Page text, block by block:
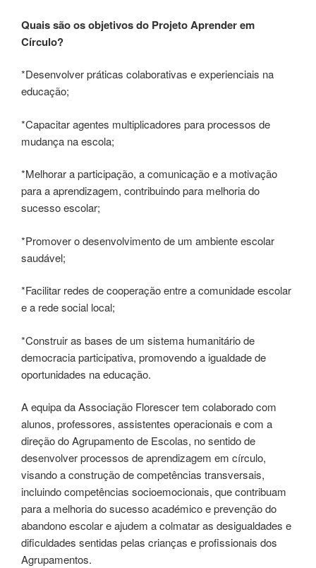
Quais são os objetivos do Projeto Aprender em
Círculo?
*Desenvolver práticas colaborativas e experienciais na
educação;
*Capacitar agentes multiplicadores para processos de
mudança na escola;
*Melhorar a participação, a comunicação e a motivação
para a aprendizagem, contribuindo para melhoria do
sucesso escolar;
*Promover o desenvolvimento de um ambiente escolar
saudável;
*Facilitar redes de cooperação entre a comunidade escolar
e a rede social local;
*Construir as bases de um sistema humanitário de
democracia participativa, promovendo a igualdade de
oportunidades na educação.
A equipa da Associação Florescer tem colaborado com
alunos, professores, assistentes operacionais e com a
direção do Agrupamento de Escolas, no sentido de
desenvolver processos de aprendizagem em círculo,
visando a construção de competências transversais,
incluindo competências socioemocionais, que contribuam
para a melhoria do sucesso académico e prevenção do
abandono escolar e ajudem a colmatar as desigualdades e
dificuldades sentidas pelas crianças e profissionais dos
Agrupamentos.